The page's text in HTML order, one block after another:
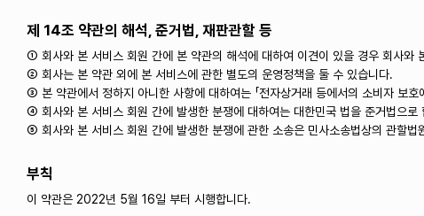
제 14조 약관의 해석, 준거법, 재판관할 등
① 회사와 본 서비스 회원 간에 본 약관의 해석에 대하여 이견이 있을 경우 회사와
② 회사는 본 약관 외에 본 서비스에 관한 별도의 운영정책을 둘 수 있습니다.
③ 본 약관에서 정하지 아니한 사항에 대하여는 「전자상거래 등에서의 소비자 보
④ 회사와 본 서비스 회원 간에 발생한 분쟁에 대하여는 대한민국 법을 준거법으로
⑤ 회사와 본 서비스 회원 간에 발생한 분쟁에 관한 소송은 민사소송법상의 관할법
부칙
이 약관은 2022년 5월 16일 부터 시행합니다.